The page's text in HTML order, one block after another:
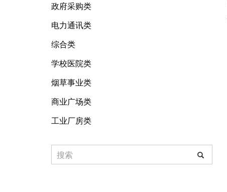
政府采购类
电力通讯类
综合类
学校医院类
烟草事业类
商业广场类
工业厂房类